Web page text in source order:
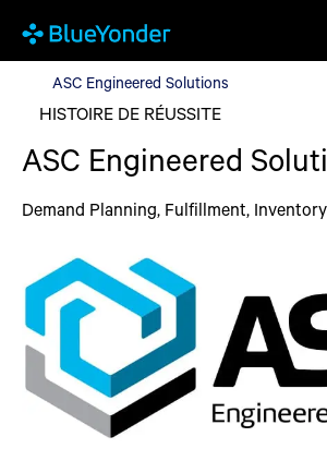
ASC Engineered Solutions
ASC Engineered Solutions
HISTOIRE DE RÉUSSITE
ASC Engineered
Demand Planning, Fulfillment,